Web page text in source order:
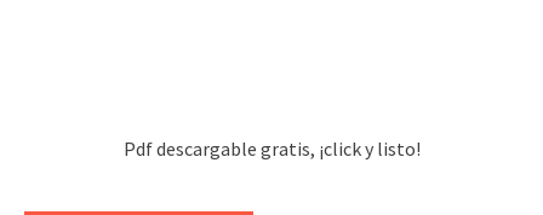
Pdf descargable gratis, ¡click y listo!